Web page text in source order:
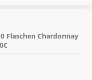
Flaschen Chardonnay